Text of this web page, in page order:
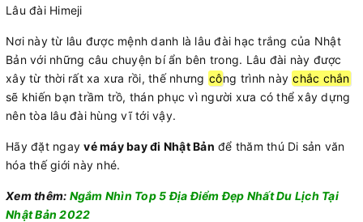
Lâu đài Himeji
Nơi này từ lâu được mệnh danh là lâu đài hạc trắng của Nhật
Bản với những câu chuyện bí ẩn bên trong. Lâu đài này được
xây từ thời rất xa xưa rồi, thế nhưng công trình này chắc chắn
sẽ khiến bạn trầm trồ, thán phục vì người xưa có thể xây dựng
nên tòa lâu đài hùng vĩ tới vậy.
Hãy đặt ngayvé máy bay đi Nhật Bản để thăm thú Di sản văn
hóa thế giới này nhé.
Xem thêm: Ngắm Nhìn Top 5 Địa Điểm Đẹp Nhất Du Lịch Tại
Nhật Bản 2022